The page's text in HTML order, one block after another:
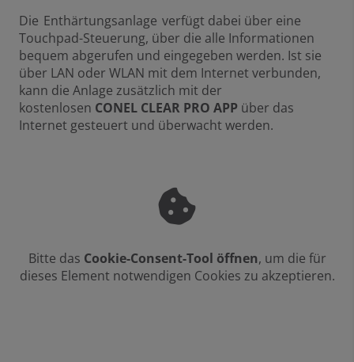
Die Enthärtungsanlage verfügt dabei über eine
Touchpad-Steuerung, über die alle Informationen
bequem abgerufen und eingegeben werden. Ist sie
über LAN oder WLAN mit dem Internet verbunden,
kann die Anlage zusätzlich mit der
kostenlosen CONEL CLEAR PRO APP über das
Internet gesteuert und überwacht werden.
Bitte das Cookie-Consent-Tool öffnen, um die für
dieses Element notwendigen Cookies zu akzeptieren.